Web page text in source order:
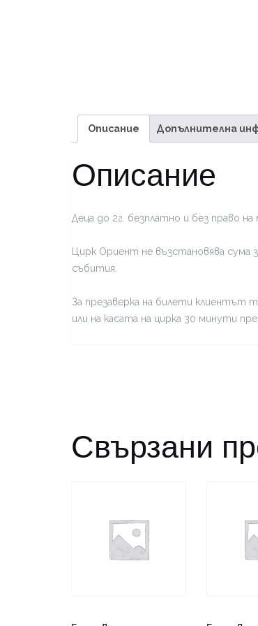
Описание Допълнителна
Описание
Деца до 2г. безплатно и без право
Цирк Ориент не възстановява сума
събития.
За презаверка на билети клиентът
или на касата на цирка 30 минути
Свързани